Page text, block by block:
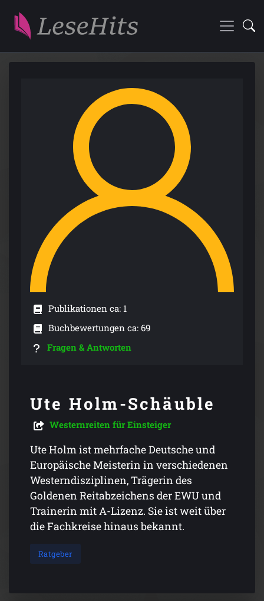
Publikationen ca: 1
Buchbewertungen ca: 69
Fragen & Antworten
Ute Holm-Schäuble
Westernreiten für Einsteiger
Ute Holm ist mehrfache Deutsche und
Europäische Meisterin in verschiedenen
Westerndisziplinen, Trägerin des
Goldenen Reitabzeichens der EWU und
Trainerin mit A-Lizenz. Sie ist weit über
die Fachkreise hinaus bekannt.
Ratgeber